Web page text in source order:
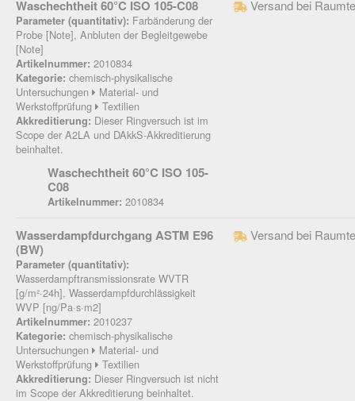
Waschechtheit 60°C ISO 105-C08
Parameter (quantitativ): Farbänderung der
Probe [Note], Anbluten der Begleitgewebe
[Note]
Artikelnummer: 2010834
Kategorie: chemisch-physikalische
Untersuchungen
Material- und
Werkstoffprüfung
Textilien
Akkreditierung: Dieser Ringversuch ist im
Scope der A2LA und DAkkS-Akkreditierung
beinhaltet.
Versand bei
Waschechtheit 60°C ISO 105-
C08
Artikelnummer: 2010834
Wasserdampfdurchgang ASTM E96
(BW)
Parameter (quantitativ):
Wasserdampftransmissionsrate WVTR
[g/m²·24h], Wasserdampfdurchlässigkeit
WVP [ng/Pa·s·m2]
Artikelnummer: 2010237
Kategorie: chemisch-physikalische
Untersuchungen
Material- und
Werkstoffprüfung
Textilien
Akkreditierung: Dieser Ringversuch ist nicht
im Scope der Akkreditierung beinhaltet.
Versand bei